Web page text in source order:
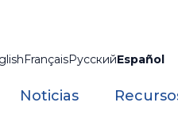
FrançaisРусскийEspañol
Noticias